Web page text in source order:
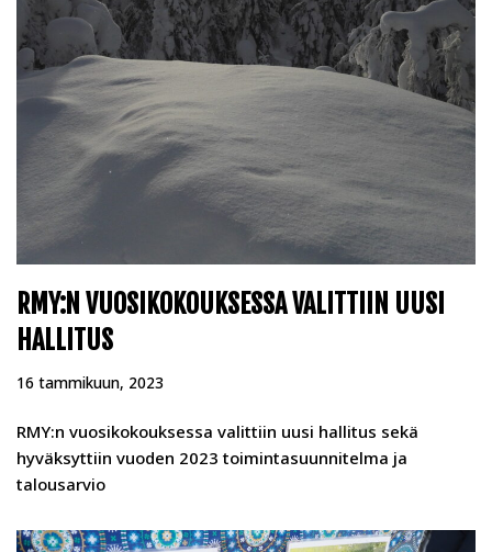
RMY:N VUOSIKOKOUKSESSA VALITTIIN UUSI
HALLITUS
16 tammikuun, 2023
RMY:n vuosikokouksessa valittiin uusi hallitus sekä
hyväksyttiin vuoden 2023 toimintasuunnitelma ja
talousarvio